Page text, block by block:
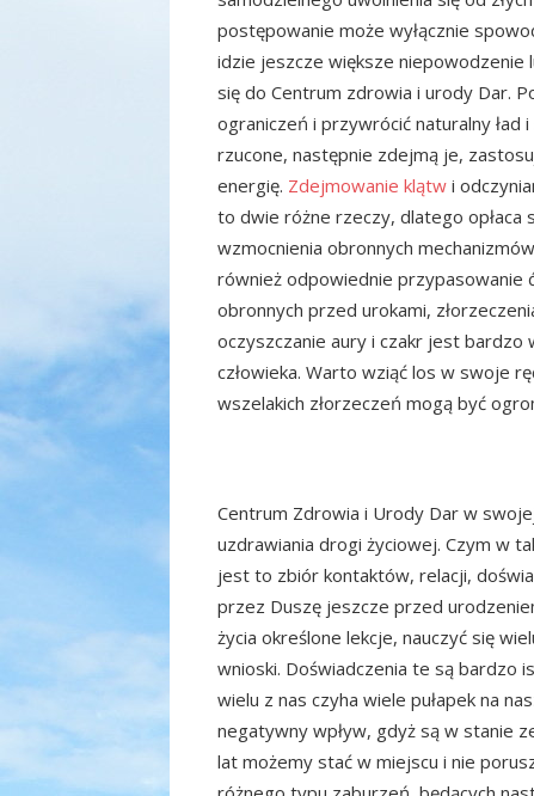
postępowanie może wyłącznie
idzie jeszcze większe niepowodzenie
się do Centrum zdrowia i urody Dar.
ograniczeń i przywrócić naturalny ład
rzucone, następnie zdejmą je,
energię. Zdejmowanie klątw i
to dwie różne rzeczy, dlatego opłaca
wzmocnienia obronnych
również odpowiednie przypasowanie
obronnych przed urokami,
oczyszczanie aury i czakr jest
człowieka. Warto wziąć los w swoje
wszelakich złorzeczeń mogą być
Centrum Zdrowia i Urody Dar w
uzdrawiania drogi życiowej. Czym w
jest to zbiór kontaktów, relacji,
przez Duszę jeszcze przed
życia określone lekcje, nauczyć się
wnioski. Doświadczenia te są bardzo
wielu z nas czyha wiele pułapek na
negatywny wpływ, gdyż są w stanie
lat możemy stać w miejscu i nie